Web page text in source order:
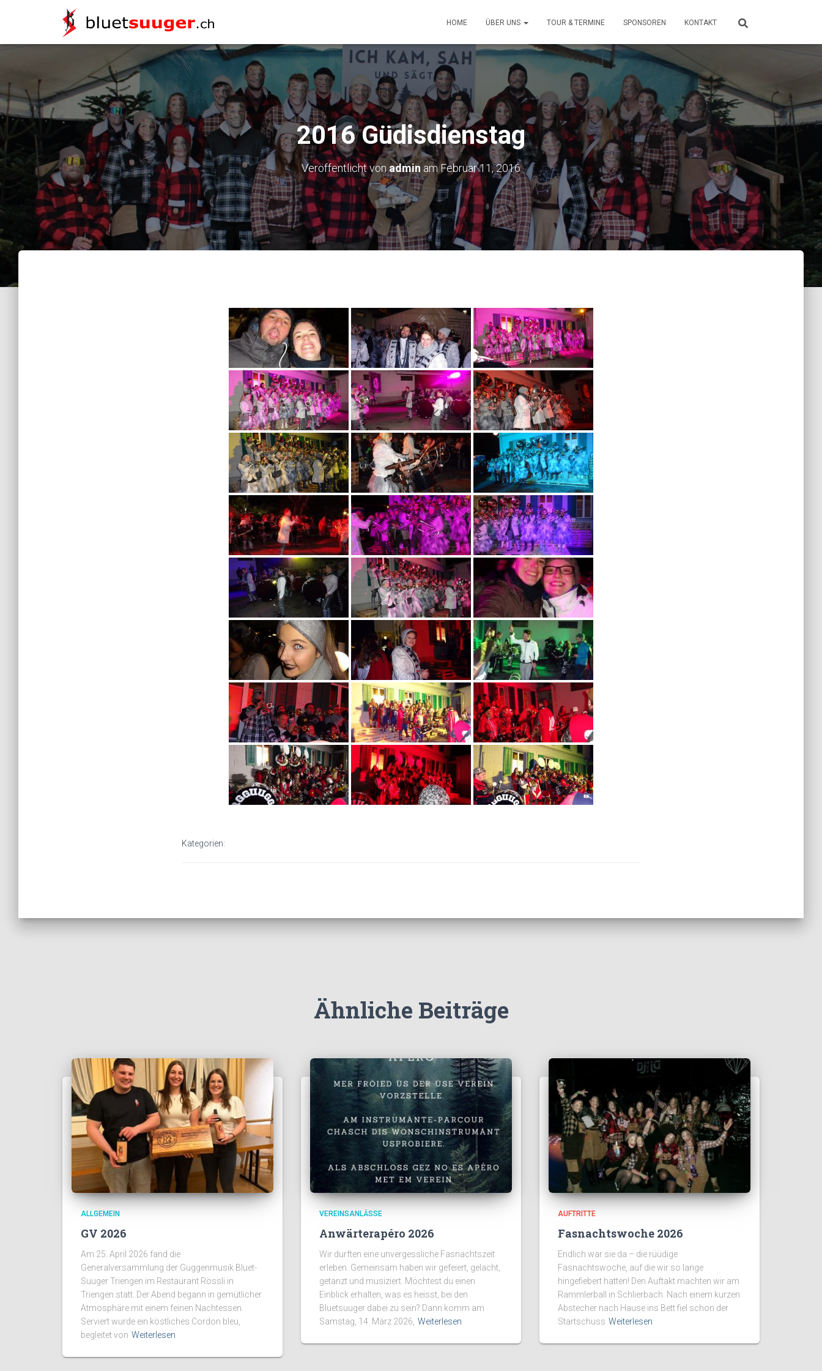
HOME ÜBER UNS TOUR & TERMINE SPONSOREN KONTAKT
2016 Güdisdienstag
Veröffentlicht von admin amFebruar 11, 2016
Kategorien:
Ähnliche Beiträge
ALLGEMEIN
GV 2026
Am 25. April 2026 fand die
Generalversammlung der Guggenmusik Bluet-
Suuger Triengen im Restaurant Rössli in
Triengen statt. Der Abend begann in gemütlicher
Atmosphäre mit einem feinen Nachtessen.
Serviert wurde ein köstliches Cordon bleu,
begleitet von Weiterlesen
VEREINSANLÄSSE
Anwärterapéro 2026
Wir durften eine unvergessliche Fasnachtszeit
erleben. Gemeinsam haben wir gefeiert, gelacht,
getanzt und musiziert. Möchtest du einen
Einblick erhalten, was es heisst, bei den
Bluetsuuger dabei zu sein? Dann komm am
Samstag, 14. März 2026, Weiterlesen
AUFTRITTE
Fasnachtswoche 2026
Endlich war sie da – die rüüdige
Fasnachtswoche, auf die wir so lange
hingefiebert hatten! Den Auftakt machten wir am
Rammlerball in Schlierbach. Nach einem kurzen
Abstecher nach Hause ins Bett fiel schon der
Startschuss Weiterlesen